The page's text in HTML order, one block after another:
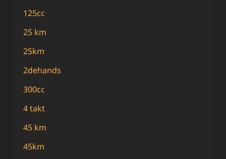
125cc
25 km
25km
2dehands
300cc
4 takt
45 km
45km